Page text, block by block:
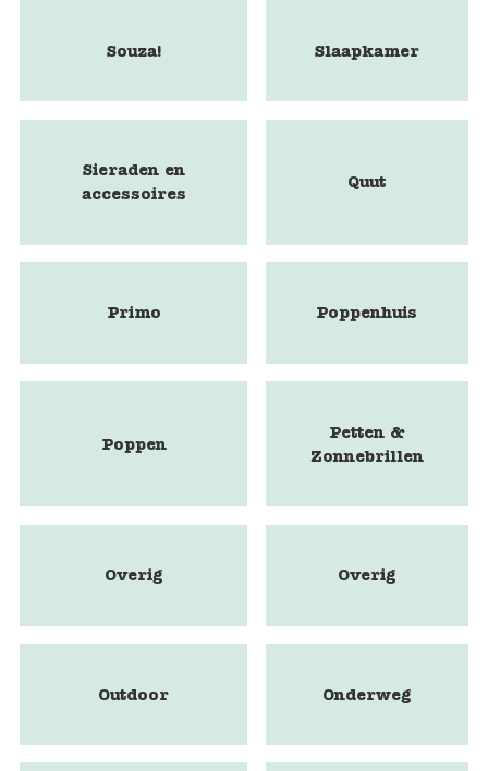
Souza! Slaapkamer
Sieraden en
accessoires
Quut
Primo Poppenhuis
Poppen
Petten &
Zonnebrillen
Overig Overig
Outdoor Onderweg